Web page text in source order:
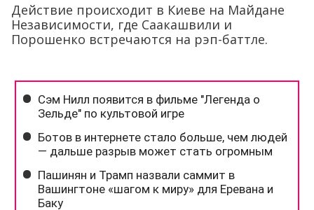
Действие происходит в Киеве на Майдане
Независимости, где Саакашвили и
Порошенко встречаются на рэп-баттле.